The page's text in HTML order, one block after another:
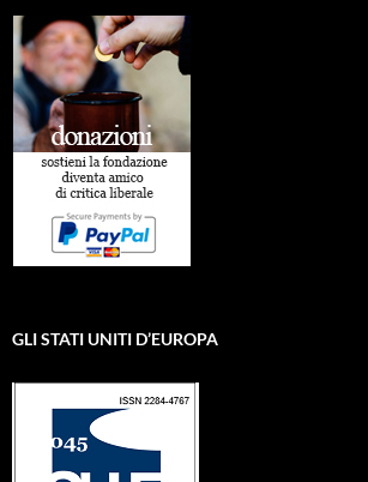
GLI STATI UNITI D’EUROPA